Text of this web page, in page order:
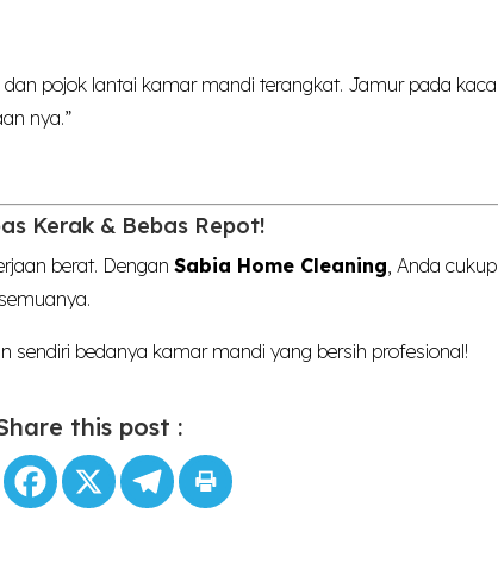
pojok lantai kamar mandi terangkat. Jamur pada kaca
nya.”
Kerak & Bebas Repot!
berat. Dengan Sabia Home Cleaning , Anda cukup
sendiri bedanya kamar mandi yang bersih profesional!
this post :